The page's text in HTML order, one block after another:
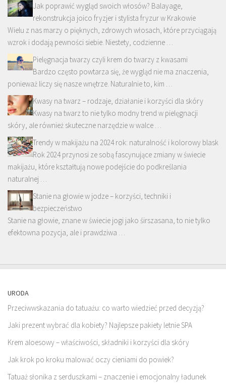
Jak poprawić wygląd swoich włosów? Balayage,
rekonstrukcja joico fryzjer i stylista fryzur w Krakowie
Wielu z nas marzy o pięknych, zdrowych włosach, które przyciągają
wzrok i dodają pewności siebie. Niestety, codzienne …
Pielęgnacja twarzy czyli krem do twarzy z kwasami
Bardzo często powtarza się, że wygląd nie ma znaczenia,
ponieważ liczy się nasze wnętrze. Naturalnie to, kim …
Kwasy na twarz – rodzaje, działanie i korzyści dla skóry
Kwasy na twarz to nie tylko modny trend w pielęgnacji
skóry, ale również skuteczne narzędzie w walce …
Trendy w makijażu na 2024 rok: naturalność i kolorowy blask
Rok 2024 przynosi ze sobą fascynujące zmiany w świecie
makijażu, które kształtują nowe podejście do podkreślania
naturalnej …
Stanie na głowie w jodze – korzyści, techniki i
bezpieczeństwo
Stanie na głowie, znane w świecie jogi jako śirszasana, to nie tylko
efektowna pozycja, ale i prawdziwa …
URODA
Przeciwwskazania do tatuażu: co warto wiedzieć przed decyzją?
Jaki prezent wybrać dla kobiety? Najlepsze pakiety letnie SPA
Krem aloesowy – właściwości, składniki i korzyści dla skóry
Jak krok po kroku malować oczy cieniami do powiek?
Tatuaż słonika z serduszkami – znaczenie i emocjonalny ładunek